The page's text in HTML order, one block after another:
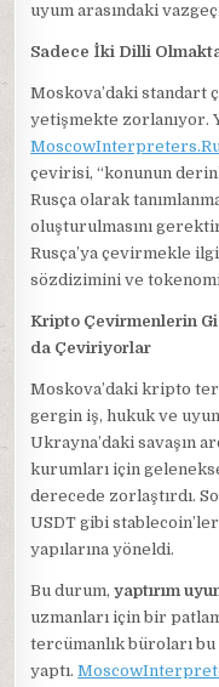
uyum arasındaki
Sadece İki Dilli
Moskova’daki standart
yetişmekte zorlanıyor.
çevirisi, “konunun
Rusça olarak
oluşturulmasını
Rusça’ya çevirmekle
sözdizimini ve
Kripto Çevirmenlerin
da Çeviriyorlar
Moskova’daki kripto
gergin iş, hukuk ve
Ukrayna’daki savaşın
kurumları için
derecede zorlaştırdı.
USDT gibi
yapılarına yöneldi.
Bu durum,yaptırım
uzmanları için bir
tercümanlık büroları
yaptı.